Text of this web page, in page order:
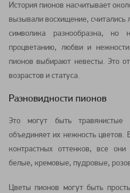
История пионов насчитывает
вызывали восхищение,
символика разнообразна, но
процветанию, любви и
пионов выбирают невесты. Это
возрастов и статуса.
Разновидности пионов
Это могут быть
объединяет их нежность цветов.
контрастных оттенков, все
белые, кремовые, пудровые,
Цветы пионов могут быть